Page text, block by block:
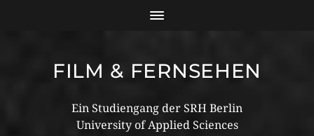
FILM & FERNSEHEN
Ein Studiengang der SRH Berlin
University of Applied Sciences